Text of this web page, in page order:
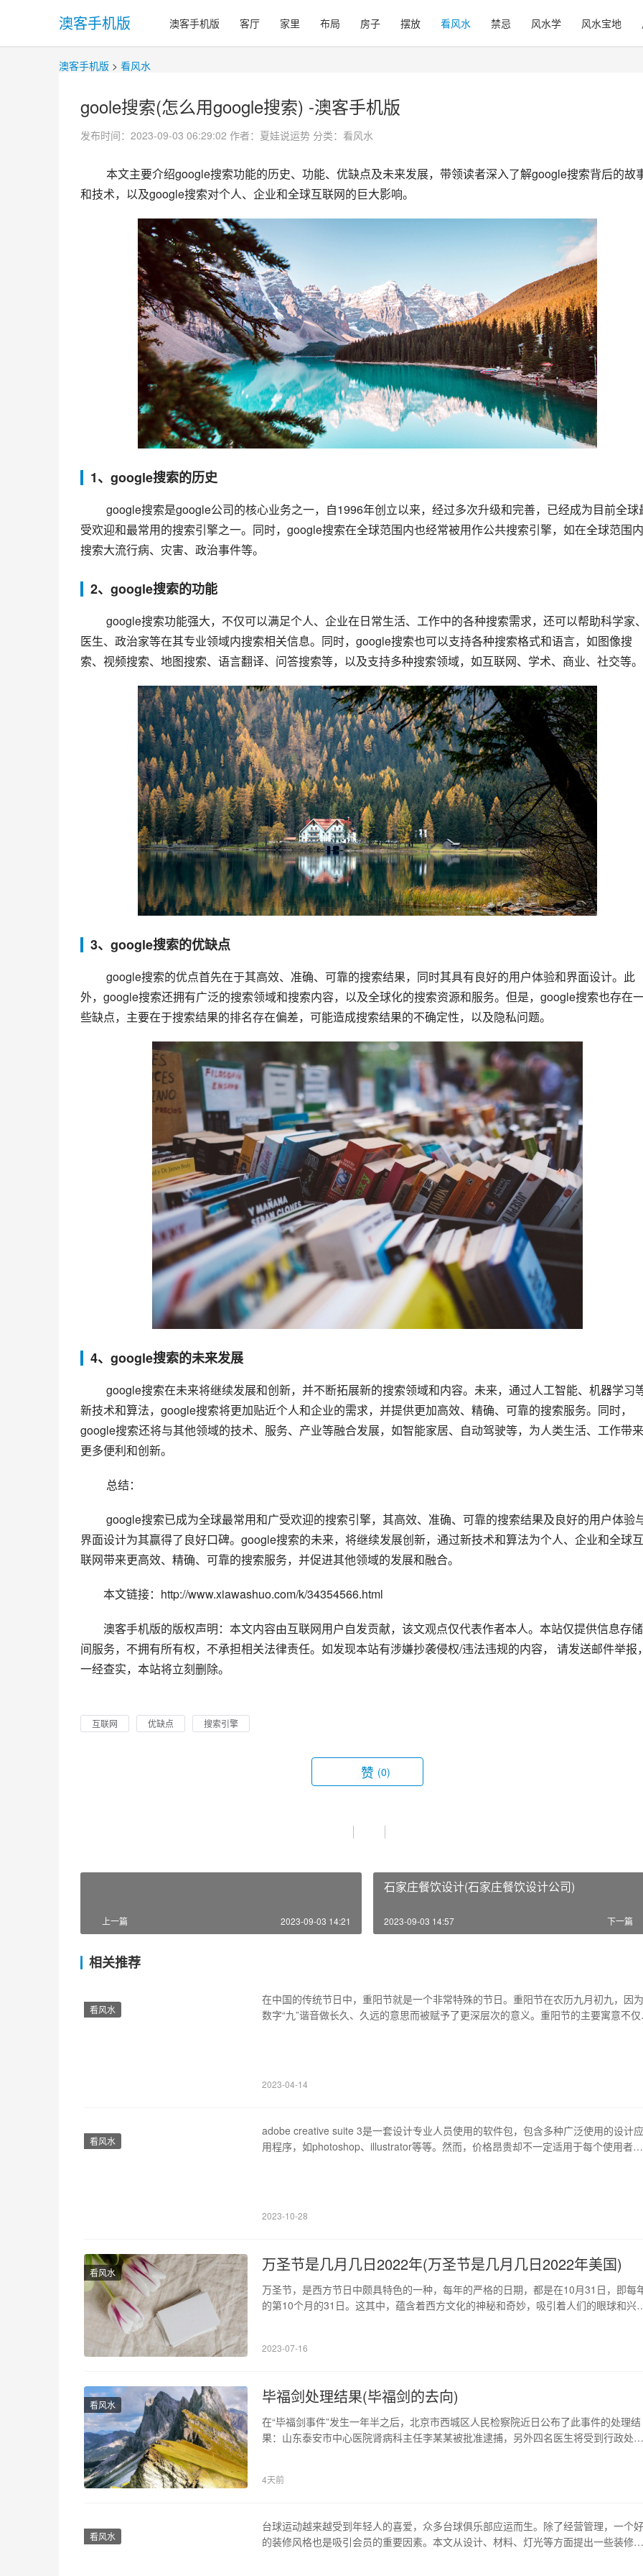
澳客手机版 澳客手机版 客厅 家里 布局 房子 摆放 看风水 禁忌 风水学 风水宝地
澳客手机版 > 看风水
goole搜索(怎么用google搜索) -澳客手机版
发布时间：2023-09-03 06:29:02 作者：夏娃说运势 分类： 看风水
和技术，以及google搜索对个人、企业和全球互联网的巨大影响。
1、google搜索的历史
受欢迎和最常用的搜索引擎之一。同时，google搜索在全球范围内也经常被用作公共搜索引擎，如在全球范围内
搜索大流行病、灾害、政治事件等。
2、google搜索的功能
医生、政治家等在其专业领域内搜索相关信息。同时，google搜索也可以支持各种搜索格式和语言，如图像搜
索、视频搜索、地图搜索、语言翻译、问答搜索等，以及支持多种搜索领域，如互联网、学术、商业、社交等。
3、google搜索的优缺点
外，google搜索还拥有广泛的搜索领域和搜索内容，以及全球化的搜索资源和服务。但是，google搜索也存在
些缺点，主要在于搜索结果的排名存在偏差，可能造成搜索结果的不确定性，以及隐私问题。
4、google搜索的未来发展
新技术和算法，google搜索将更加贴近个人和企业的需求，并提供更加高效、精确、可靠的搜索服务。同时，
google搜索还将与其他领域的技术、服务、产业等融合发展，如智能家居、自动驾驶等，为人类生活、工作带来
更多便利和创新。
总结：
界面设计为其赢得了良好口碑。google搜索的未来，将继续发展创新，通过新技术和算法为个人、企业和全球互
联网带来更高效、精确、可靠的搜索服务，并促进其他领域的发展和融合。
本文链接：http://www.xiawashuo.com/k/34354566.html
澳客手机版的版权声明：本文内容由互联网用户自发贡献，该文观点仅代表作者本人。本站仅提供信息存
间服务，不拥有所有权，不承担相关法律责任。如发现本站有涉嫌抄袭侵权/违法违规的内容， 请发送邮件举报
一经查实，本站将立刻删除。
互联网 优缺点 搜索引擎
赞 (0)
上一篇 2023-09-03 14:21
石家庄餐饮设计(石家庄餐饮设计公司)
下一篇
2023-09-03 14:57
相关推荐
看风水
在中国的传统节日中，重阳节就是一个非常特殊的节日。重阳节在农历九月初九，因为
数字“九”谐音做长久、久远的意思而被赋予了更深层次的意义。重阳节的主要寓意不
2023-04-14
看风水
adobe creative suite 3是一套设计专业人员使用的软件包，包含多种广泛使用的设计应
用程序，如photoshop、illustrator等等。然而，价格昂贵却不一定适用于每个使用者。
2023-10-28
看风水 万圣节是几月几日2022年(万圣节是几月几日2022年美国)
万圣节，是西方节日中颇具特色的一种，每年的严格的日期，都是在10月31日，即每
的第10个月的31日。这其中，蕴含着西方文化的神秘和奇妙，吸引着人们的眼球和兴
以追溯到公元前2000年的凯尔特人节日，当…
2023-07-16
看风水 毕福剑处理结果(毕福剑的去向)
在“毕福剑事件”发生一年半之后，北京市西城区人民检察院近日公布了此事件的处理结
果：山东泰安市中心医院肾病科主任李某某被批准逮捕，另外四名医生将受到行政处
的关注和讨论。事件中，多位知名专家和医生表达了…
4天前
看风水
台球运动越来越受到年轻人的喜爱，众多台球俱乐部应运而生。除了经营管理，一个好
的装修风格也是吸引会员的重要因素。本文从设计、材料、灯光等方面提出一些装修建